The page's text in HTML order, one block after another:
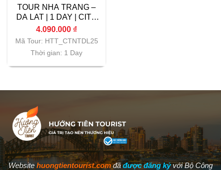
TOUR NHA TRANG –
DA LAT | 1 DAY | CITY
TOUR
4.090.000 ₫
Mã Tour: HTT_CTNTDL25
Thời gian: 1 Day
Website huongtientourist.com đãđược đăng ký với Bộ Công